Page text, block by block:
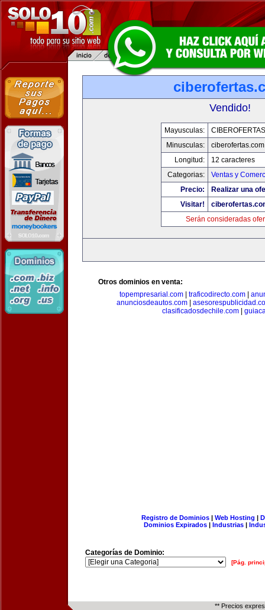
Vendido!
Mayusculas:
Minusculas:
ciberofertas.com
Longitud:
12 caracteres
Categorias:
Ventas y
Precio:
Realizar una
Visitar!
Serán consideradas
Otros dominios en venta:
topempresarial.com
traficodirecto.com
anunciosdeautos.com|
clasificadosdechile.com|
Registro de Dominios| Web Hosting |
Dominios Expirados | Industrias |
Categorías de Dominio:
[Pág.
** Precios